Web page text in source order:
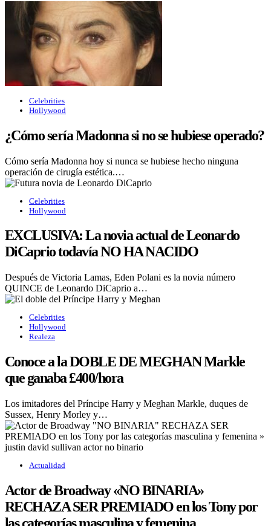
Celebrities
Hollywood
¿Cómo sería Madonna si no se hubiese operado?
Cómo sería Madonna hoy si nunca se hubiese hecho ninguna
operación de cirugía estética.…
Celebrities
Hollywood
EXCLUSIVA: La novia actual de Leonardo
DiCaprio todavía NO HA NACIDO
Después de Victoria Lamas, Eden Polani es la novia número
QUINCE de Leonardo DiCaprio a…
Celebrities
Hollywood
Realeza
Conoce a la DOBLE DE MEGHAN Markle
que ganaba £400/hora
Los imitadores del Príncipe Harry y Meghan Markle, duques de
Sussex, Henry Morley y…
Actualidad
Actor de Broadway «NO BINARIA»
RECHAZA SER PREMIADO en los Tony por